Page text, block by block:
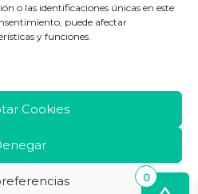
o las identificaciones únicas en este
puede afectar
y funciones.
Cookies
B24836249
info@farmacenter.es
0